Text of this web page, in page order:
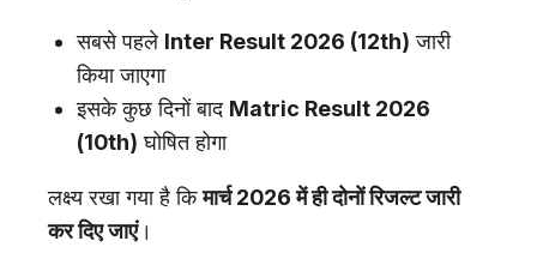
सबसे पहले Inter Result 2026 (12th) जारी
किया जाएगा
इसके कुछ दिनों बाद Matric Result 2026
(10th) घोषित होगा
लक्ष्य रखा गया है किमार्च 2026 में ही दोनों रिजल्ट जारी
कर दिए जाएं।